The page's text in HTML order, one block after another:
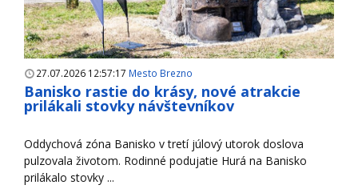
27.07.2026 12:57:17 Mesto Brezno
Banisko rastie do krásy, nové atrakcie
prilákali stovky návštevníkov
Oddychová zóna Banisko v tretí júlový utorok doslova
pulzovala životom. Rodinné podujatie Hurá na Banisko
prilákalo stovky ...